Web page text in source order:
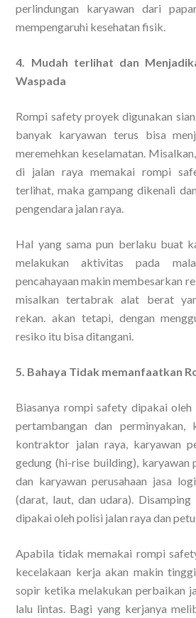
perlindungan karyawan dari
mempengaruhi kesehatan fisik.
4. Mudah terlihat dan
Waspada
Rompi safety proyek digunakan
banyak karyawan terus bisa
meremehkan keselamatan.
di jalan raya memakai rompi
terlihat, maka gampang dikenali
pengendara jalan raya.
Hal yang sama pun berlaku buat
melakukan aktivitas pada
pencahayaan makin membesarkan
misalkan tertabrak alat berat
rekan. akan tetapi, dengan
resiko itu bisa ditangani.
5. Bahaya Tidak memanfaatkan
Biasanya rompi safety dipakai oleh
pertambangan dan perminyakan,
kontraktor jalan raya, karyawan
gedung (hi-rise building), karyawan
dan karyawan perusahaan jasa
(darat, laut, dan udara).
dipakai oleh polisi jalan raya dan
Apabila tidak memakai rompi
kecelakaan kerja akan makin
sopir ketika melakukan perbaikan
lalu lintas. Bagi yang kerjanya